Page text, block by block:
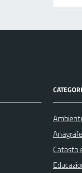
Catasto